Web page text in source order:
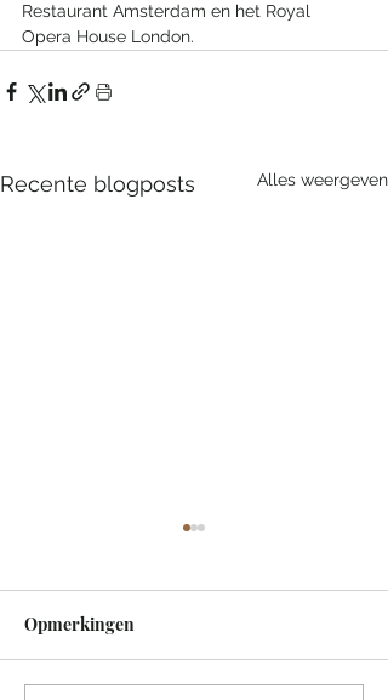
Restaurant Amsterdam en het Royal
Opera House London.
Recente blogposts Alles weergeven
Opmerkingen